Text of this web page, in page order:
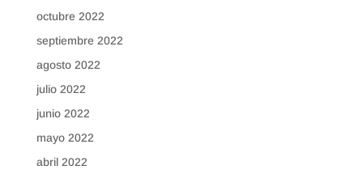
octubre 2022
septiembre 2022
agosto 2022
julio 2022
junio 2022
mayo 2022
abril 2022